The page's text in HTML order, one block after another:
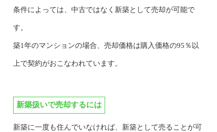
条件によっては、中古ではなく新築として売却が可能で
す。
築1年のマンションの場合、売却価格は購入価格の95％以
上で契約がおこなわれています。
新築扱いで売却するには
新築に一度も住んでいなければ、新築として売ることが可